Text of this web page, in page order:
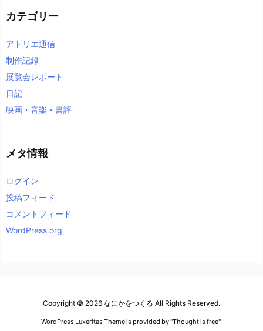
ブ
カテゴリー
アトリエ通信
制作記録
展覧会レポート
日記
映画・音楽・書評
メタ情報
ログイン
投稿フィード
コメントフィード
WordPress.org
Copyright © 2026 なにかをつくる All Rights Reserved.
WordPress Luxeritas Theme is provided by "Thought is free".